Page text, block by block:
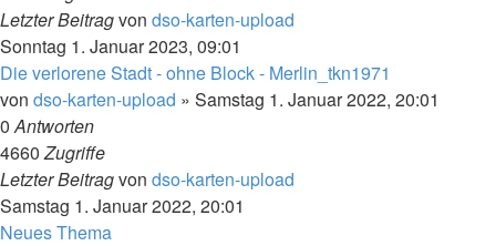
Letzter Beitragvon dso-karten-upload
Sonntag 1. Januar 2023, 09:01
Die verlorene Stadt - ohne Block - Merlin_tkn1971
von dso-karten-upload » Samstag 1. Januar 2022, 20:01
0Antworten
4660Zugriffe
Letzter Beitragvon dso-karten-upload
Samstag 1. Januar 2022, 20:01
Neues Thema